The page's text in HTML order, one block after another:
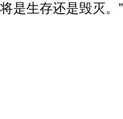
将是生存还是毁灭。”